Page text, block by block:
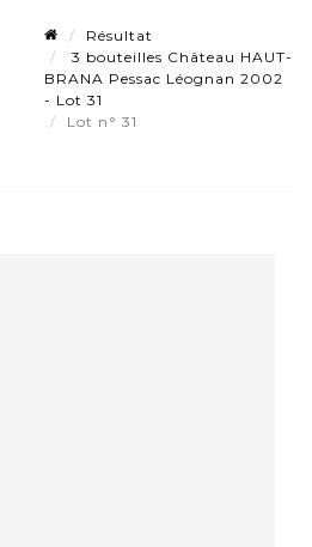
Résultat
3 bouteilles Château HAUT-
BRANA Pessac Léognan 2002
- Lot 31
Lot n° 31